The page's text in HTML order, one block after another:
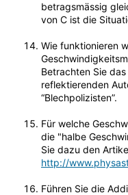
betragsmässig
von C ist die
Wie funktionieren
Betrachten Sie
reflektierenden
“Blechpolizisten”.
Für welche
die "halbe
Sie dazu den
http://
Führen Sie die